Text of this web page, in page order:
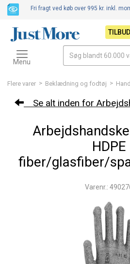
Flere varer > Beklædning og fodtøj >
Se alt inden for
HDPE
fiber/glasfiber/
Varenr.:
Fri fragt ved køb over 995 kr. inkl.
TILBUD
Toggle
navigation
Menu